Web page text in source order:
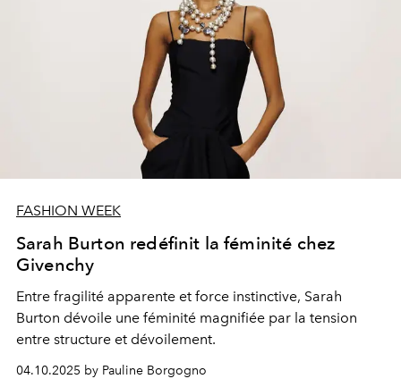
FASHION WEEK
Sarah Burton redéfinit la féminité chez
Givenchy
Entre fragilité apparente et force instinctive, Sarah
Burton dévoile une féminité magnifiée par la tension
entre structure et dévoilement.
04.10.2025 by Pauline Borgogno